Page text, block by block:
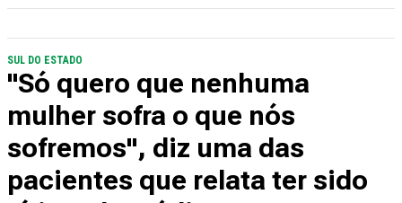
SUL DO ESTADO
"Só quero que nenhuma
mulher sofra o que nós
sofremos", diz uma das
pacientes que relata ter sido